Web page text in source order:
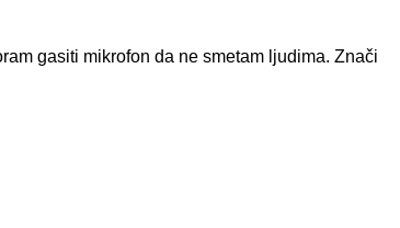
gasiti mikrofon da ne smetam ljudima. Znači